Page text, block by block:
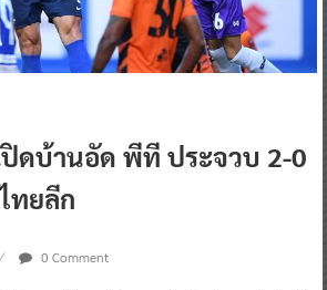
ปิดบ้านอัด พีที ประจวบ 2-0
ทยลีก
0 Comment